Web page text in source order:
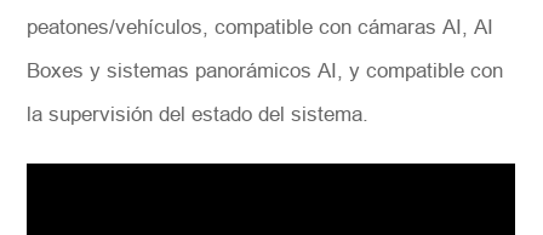
peatones/vehículos, compatible con cámaras AI, AI
Boxes y sistemas panorámicos AI, y compatible con
la supervisión del estado del sistema.